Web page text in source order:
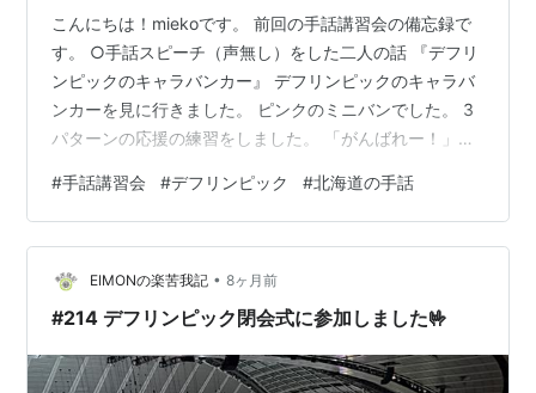
こんにちは！miekoです。 前回の手話講習会の備忘録で
す。 ○手話スピーチ（声無し）をした二人の話 『デフリ
ンピックのキャラバンカー』 デフリンピックのキャラバ
ンカーを見に行きました。 ピンクのミニバンでした。 3
パターンの応援の練習をしました。 「がんばれー！」
（右手で大丈夫/左手で大丈夫/両拳を前に出す） 「日本
金メダル取る！」（日本/金/メダル/取る） みんなで一緒
にやりましょう！ ◎みんなで何回もやりました＾＾ 26日
に閉幕し、 金メダル16個、銀メダル12個、銅メダル23個
の計51個。 金メダル数、総獲得数とも史上最多だそ
#手話講習会 #デフリンピック #北海道の手話
EIMONの楽苦我記 • 8ヶ月前
#214 デフリンピック閉会式に参加しました🤟